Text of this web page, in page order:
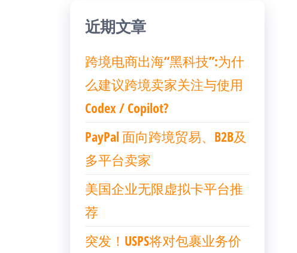
近期文章
跨境电商出海“黑科技”:为什
么建议跨境卖家关注与使用
Codex / Copilot?
PayPal 面向跨境贸易、B2B及
多平台卖家
美国企业无限虚拟卡平台推
荐
突发！USPS将对包裹业务价